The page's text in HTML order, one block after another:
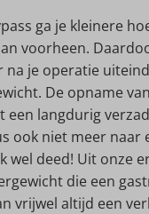
ga je kleinere
voorheen.
na je operatie
De opname
een langdurig
ook niet meer naar
wel deed! Uit onze
die een
vrijwel altijd een